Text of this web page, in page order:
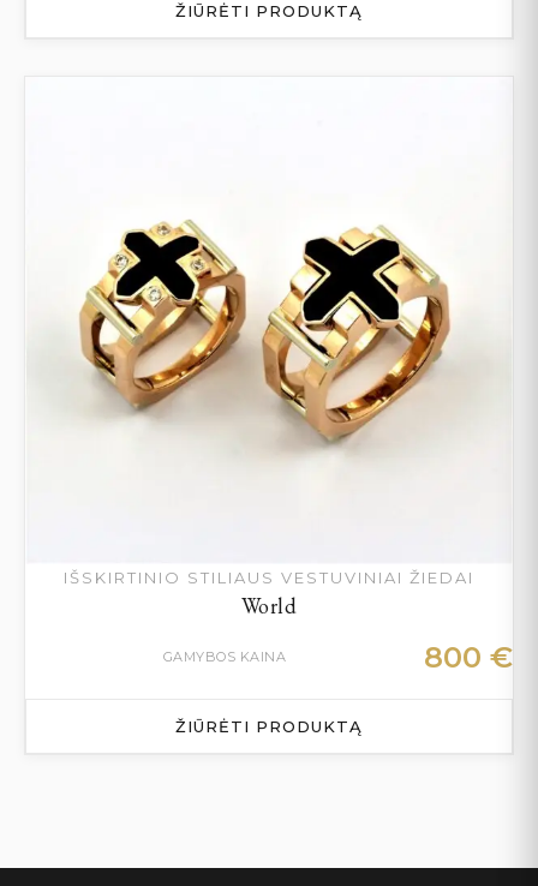
ŽIŪRĖTI PRODUKTĄ
IŠSKIRTINIO STILIAUS VESTUVINIAI ŽIEDAI
World
GAMYBOS KAINA 800 €
ŽIŪRĖTI PRODUKTĄ